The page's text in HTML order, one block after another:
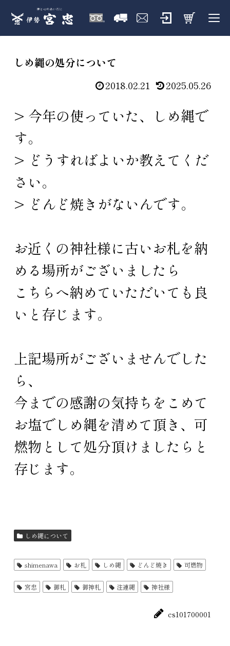
しめ縄の処分について
2018.02.21 2025.05.26
> 今年の使っていた、しめ縄で
す。
> どうすればよいか教えてくだ
さい。
> どんど焼きがないんです。
お近くの神社様に古いお札を納
める場所がございましたら
こちらへ納めていただいても良
いと存じます。
上記場所がございませんでした
ら、
今までの感謝の気持ちをこめて
お塩でしめ縄を清めて頂き、可
燃物として処分頂けましたらと
存じます。
しめ縄について
shimenawa お札 しめ縄 どんど焼き 可燃物
宮忠 御札 御神札 注連縄 神社様
cs101700001